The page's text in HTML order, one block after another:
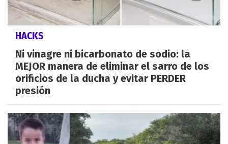
HACKS
Ni vinagre ni bicarbonato de sodio: la
MEJOR manera de eliminar el sarro de los
orificios de la ducha y evitar PERDER
presión